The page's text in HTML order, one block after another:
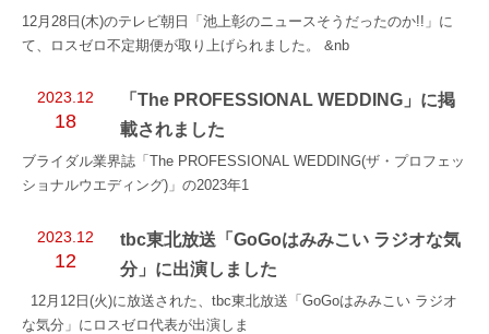
12月28日(木)のテレビ朝日「池上彰のニュースそうだったのか!!」に
て、ロスゼロ不定期便が取り上げられました。 &nb
2023.12
18
「The PROFESSIONAL WEDDING」に掲
載されました
ブライダル業界誌「The PROFESSIONAL WEDDING(ザ・プロフェッ
ショナルウエディング)」の2023年1
2023.12
12
tbc東北放送「GoGoはみみこい ラジオな気
分」に出演しました
12月12日(火)に放送された、tbc東北放送「GoGoはみみこい ラジオ
な気分」にロスゼロ代表が出演しま